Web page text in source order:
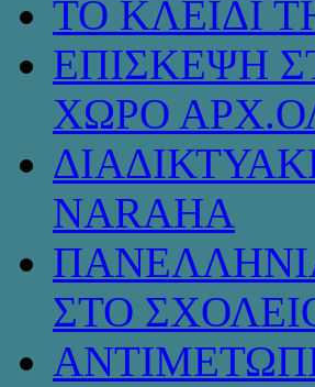
ΤΟ ΚΛΕΙΔΙ
ΕΠΙΣΚΕΨΗ
ΧΩΡΟ
NARAHA
ΣΤΟ